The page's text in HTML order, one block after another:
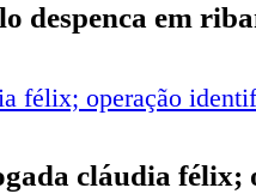
despenca em
cláudia